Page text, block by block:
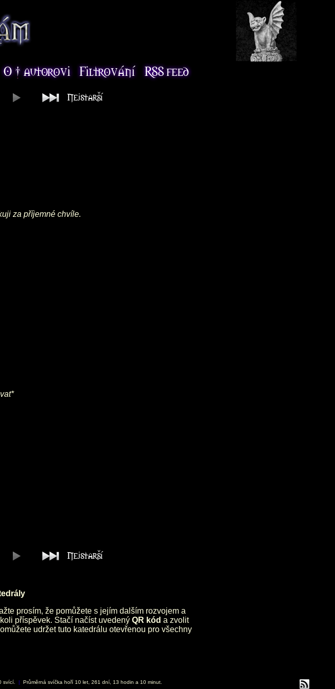
za příjemné chvíle.
prosím, že pomůžete s jejím dalším rozvojem a
příspěvek. Stačí načíst uvedený QR kód a zvolit
udržet tuto katedrálu otevřenou pro všechny
svící. | Průměrná svíčka hoří 10 let, 261 dní, 13 hodin a 10 minut.